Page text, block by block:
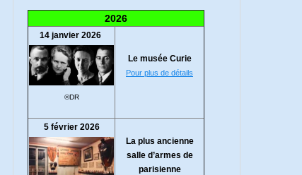
2026
14 janvier 2026
©DR
Le musée Curie
Pour plus de détails
5 février 2026
La plus ancienne
salle d’armes de
parisienne